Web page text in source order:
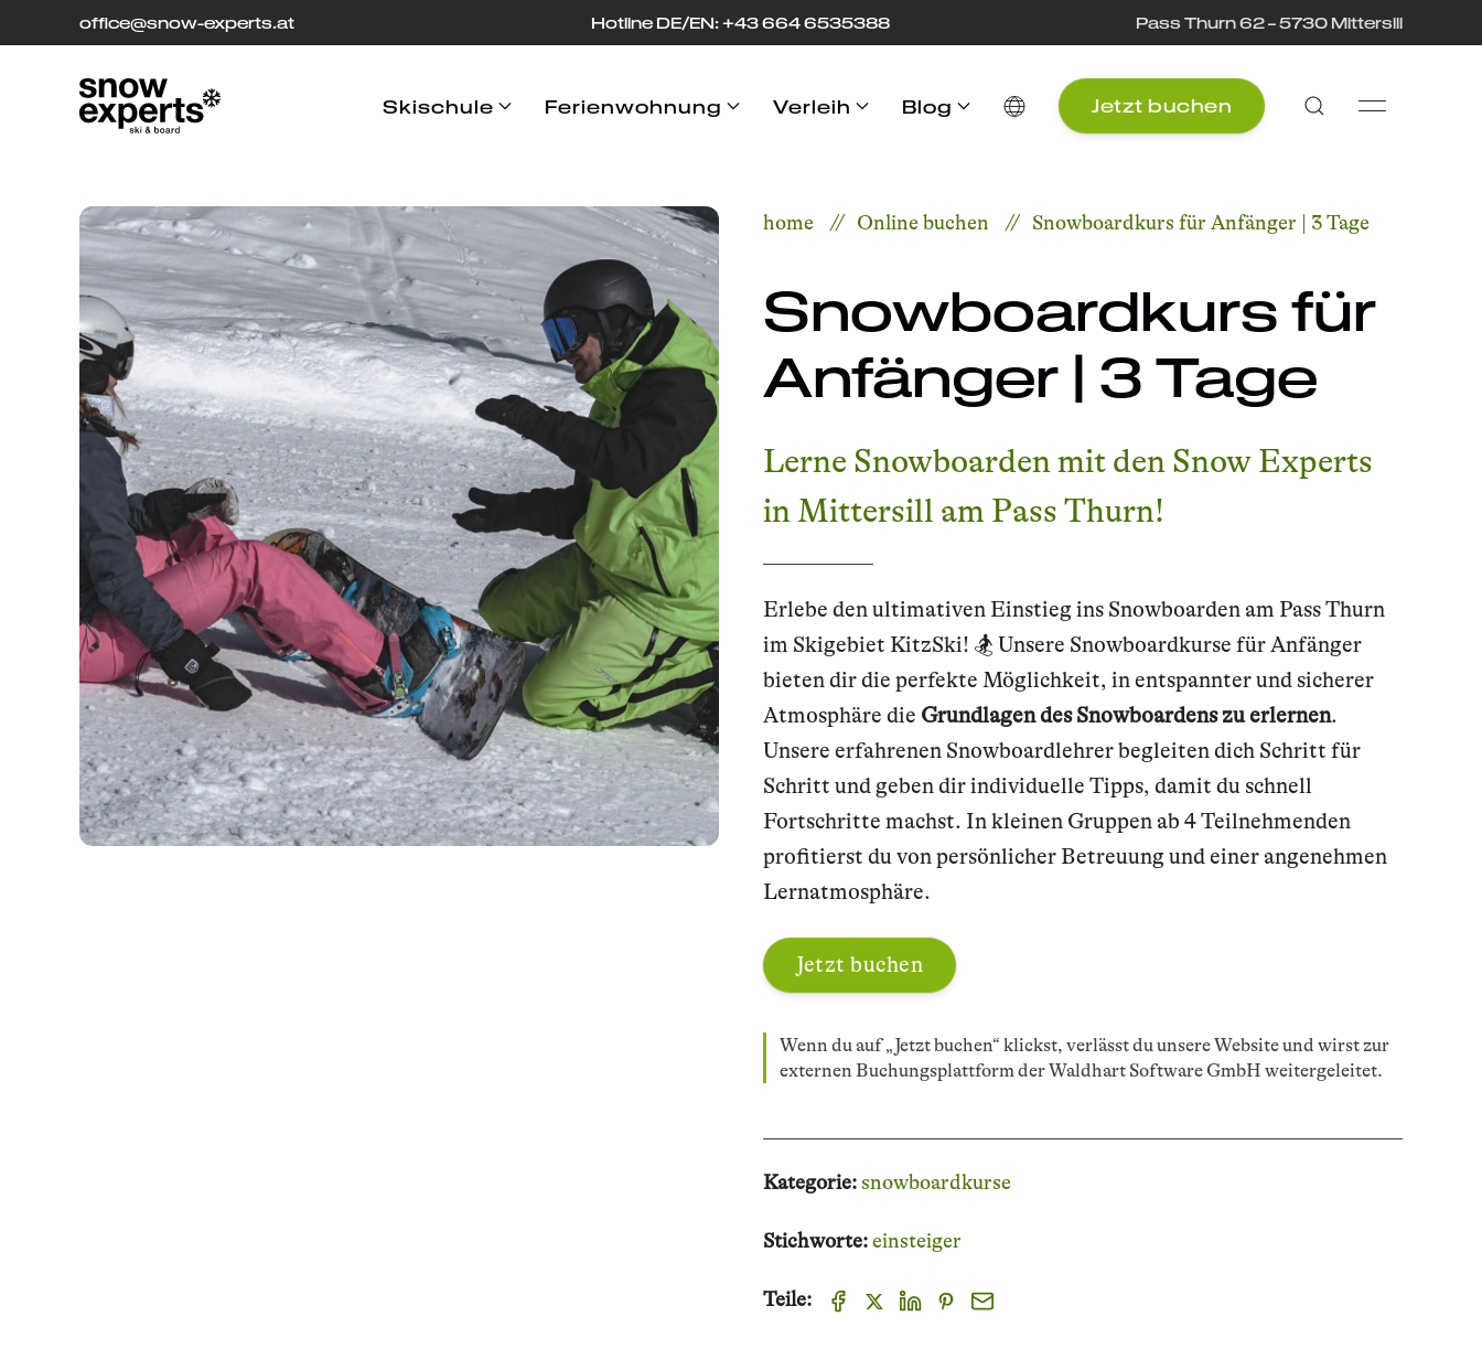
office[at]
@snow-experts.at Hotline DE/EN: +43 664 6535388 Pass Thurn 62 – 5730 Mittersill
Skischule Ferienwohnung Verleih Blog Jetzt buchen
home Online buchen Snowboardkurs für Anfänger | 3 Tage
Snowboardkurs für
Anfänger | 3 Tage
Lerne Snowboarden mit den Snow Experts
in Mittersill am Pass Thurn!
Erlebe den ultimativen Einstieg ins Snowboarden am Pass Thurn
im Skigebiet KitzSki! 🏂 Unsere Snowboardkurse für Anfänger
bieten dir die perfekte Möglichkeit, in entspannter und sicherer
Atmosphäre die Grundlagen des Snowboardens zu erlernen.
Unsere erfahrenen Snowboardlehrer begleiten dich Schritt für
Schritt und geben dir individuelle Tipps, damit du schnell
Fortschritte machst. In kleinen Gruppen ab 4 Teilnehmenden
profitierst du von persönlicher Betreuung und einer angenehmen
Lernatmosphäre.
Jetzt buchen
Wenn du auf „Jetzt buchen“ klickst, verlässt du unsere Website und wirst zur
externen Buchungsplattform der Waldhart Software GmbH weitergeleitet.
Kategorie: snowboardkurse
Stichworte:einsteiger
Teile: